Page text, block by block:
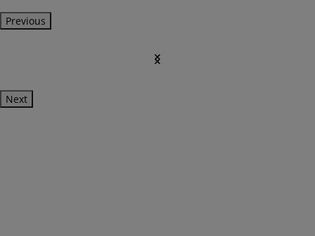
Previous
Next